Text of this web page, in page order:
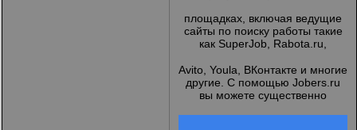
площадках, включая ведущие
сайты по поиску работы такие
как SuperJob, Rabota.ru,
Avito, Youla, ВКонтакте и многие
другие. С помощью Jobers.ru
вы можете существенно